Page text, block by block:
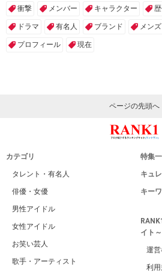
衝撃 メンバー キャラクター
ドラマ 有名人 ブランド メンズ
プロフィール 現在
ページの先頭へ
カテゴリ
タレント・有名人
俳優・女優
男性アイドル
女性アイドル
お笑い芸人
歌手・アーティスト
特集
キュ
キー
イト
運
利